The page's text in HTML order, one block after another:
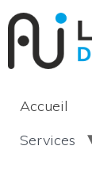
Accueil
Services